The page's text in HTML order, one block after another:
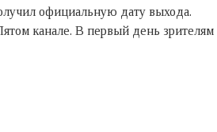
официальную дату выхода.
канале. В первый день зрителям